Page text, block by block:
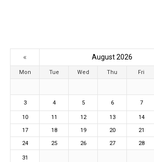
« August 2026
Mon Tue Wed Thu Fri
3 4 5 6 7
10 11 12 13 14
17
18 19 20 21
24
25 26 27 28
31